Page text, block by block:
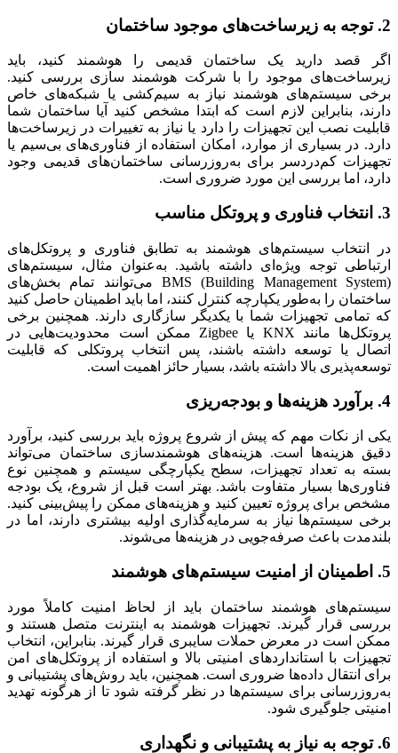
2. توجه به زیرساخت‌های موجود ساختمان
اگر قصد دارید یک ساختمان قدیمی را هوشمند کنید، باید
زیرساخت‌های موجود را با شرکت هوشمند سازی بررسی کنید.
برخی سیستم‌های هوشمند نیاز به سیم‌کشی یا شبکه‌های خاص
دارند، بنابراین لازم است که ابتدا مشخص کنید آیا ساختمان شما
قابلیت نصب این تجهیزات را دارد یا نیاز به تغییرات در زیرساخت‌ها
دارد. در بسیاری از موارد، امکان استفاده از فناوری‌های بی‌سیم یا
تجهیزات کم‌دردسر برای به‌روزرسانی ساختمان‌های قدیمی وجود
دارد، اما بررسی این مورد ضروری است.
3. انتخاب فناوری و پروتکل مناسب
در انتخاب سیستم‌های هوشمند به تطابق فناوری و پروتکل‌های
ارتباطی توجه ویژه‌ای داشته باشید. به‌عنوان مثال، سیستم‌های
BMS (Building Management System) می‌توانند تمام بخش‌های
ساختمان را به‌طور یکپارچه کنترل کنند، اما باید اطمینان حاصل کنید
که تمامی تجهیزات شما با یکدیگر سازگاری دارند. همچنین برخی
پروتکل‌ها مانند KNX یا Zigbee ممکن است محدودیت‌هایی در
اتصال یا توسعه داشته باشند، پس انتخاب پروتکلی که قابلیت
توسعه‌پذیری بالا داشته باشد، بسیار حائز اهمیت است.
4. برآورد هزینه‌ها و بودجه‌ریزی
یکی از نکات مهم که پیش از شروع پروژه باید بررسی کنید، برآورد
دقیق هزینه‌ها است. هزینه‌های هوشمندسازی ساختمان می‌تواند
بسته به تعداد تجهیزات، سطح یکپارچگی سیستم و همچنین نوع
فناوری‌ها بسیار متفاوت باشد. بهتر است قبل از شروع، یک بودجه‌
مشخص برای پروژه تعیین کنید و هزینه‌های ممکن را پیش‌بینی کنید.
برخی سیستم‌ها نیاز به سرمایه‌گذاری اولیه بیشتری دارند، اما در
بلندمدت باعث صرفه‌جویی در هزینه‌ها می‌شوند.
5. اطمینان از امنیت سیستم‌های هوشمند
سیستم‌های هوشمند ساختمان باید از لحاظ امنیت کاملاً مورد
بررسی قرار گیرند. تجهیزات هوشمند به اینترنت متصل هستند و
ممکن است در معرض حملات سایبری قرار گیرند. بنابراین، انتخاب
تجهیزات با استانداردهای امنیتی بالا و استفاده از پروتکل‌های امن
برای انتقال داده‌ها ضروری است. همچنین، باید روش‌های پشتیبانی و
به‌روزرسانی برای سیستم‌ها در نظر گرفته شود تا از هرگونه تهدید
امنیتی جلوگیری شود.
6. توجه به نیاز به پشتیبانی و نگهداری